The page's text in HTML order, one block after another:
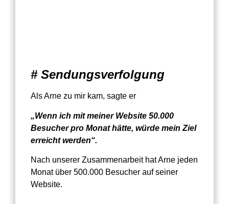
# Sendungsverfolgung
Als Arne zu mir kam, sagte er
„Wenn ich mit meiner Website 50.000
Besucher pro Monat hätte, würde mein Ziel
erreicht werden“.
Nach unserer Zusammenarbeit hat Arne jeden
Monat über 500.000 Besucher auf seiner
Website.